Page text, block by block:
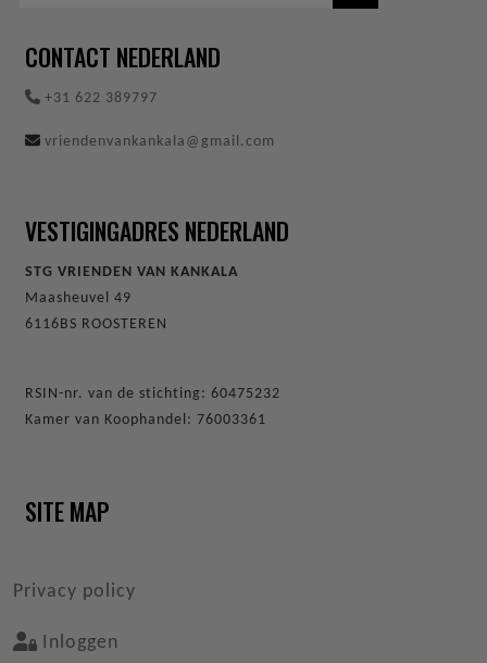
CONTACT NEDERLAND
+31 622 389797
vriendenvankankala@gmail.com
VESTIGINGADRES NEDERLAND
STG VRIENDEN VAN KANKALA
Maasheuvel 49
6116BS ROOSTEREN
RSIN-nr. van de stichting: 60475232
Kamer van Koophandel: 76003361
SITE MAP
VOET
Privacy policy
Inloggen